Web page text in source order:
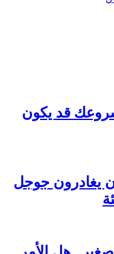
قد يكون
يغادرون جوجل